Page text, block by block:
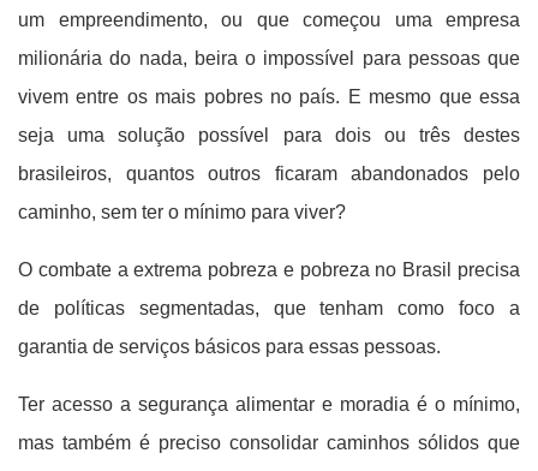
um empreendimento, ou que começou uma empresa
milionária do nada, beira o impossível para pessoas que
vivem entre os mais pobres no país. E mesmo que essa
seja uma solução possível para dois ou três destes
brasileiros, quantos outros ficaram abandonados pelo
caminho, sem ter o mínimo para viver?
O combate a extrema pobreza e pobreza no Brasil precisa
de políticas segmentadas, que tenham como foco a
garantia de serviços básicos para essas pessoas.
Ter acesso a segurança alimentar e moradia é o mínimo,
mas também é preciso consolidar caminhos sólidos que